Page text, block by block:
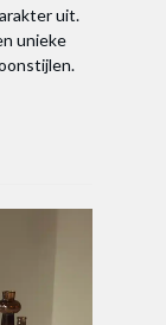
uit.
unieke